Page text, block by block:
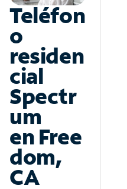
Teléfon
o
residen
cial
Spectr
um
en Free
dom,
CA